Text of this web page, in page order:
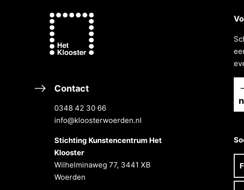
Contact
0348 42 30 66
info@kloosterwoerden.nl
Stichting Kunstencentrum Het
Klooster
Wilhelminaweg 77, 3441 XB
Woerden